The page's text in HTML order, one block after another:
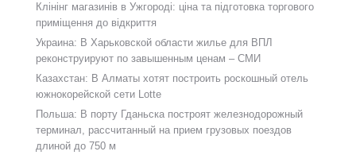
Клінінг магазинів в Ужгороді: ціна та підготовка торгового
приміщення до відкриття
Украина: В Харьковской области жилье для ВПЛ
реконструируют по завышенным ценам – СМИ
Казахстан: В Алматы хотят построить роскошный отель
южнокорейской сети Lotte
Польша: В порту Гданьска построят железнодорожный
терминал, рассчитанный на прием грузовых поездов
длиной до 750 м